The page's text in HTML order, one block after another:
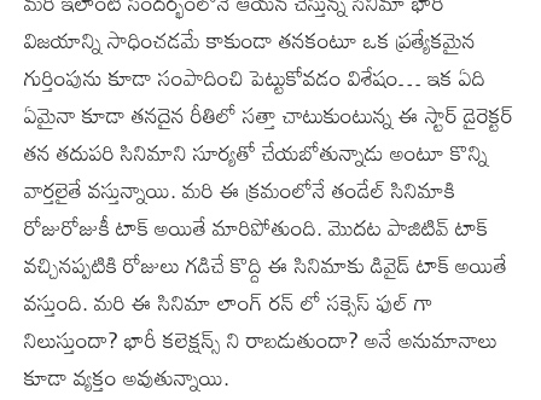
విజయాన్ని సాధించడమే కాకుండా తనకంటూ ఒక ప్రత్యేకమైన
గుర్తింపును కూడా సంపాదించి పెట్టుకోవడం విశేషం… ఇక ఏది
ఏమైనా కూడా తనదైన రీతిలో సత్తా చాటుకుంటున్న ఈ స్టార్ డైరెక్టర్
తన తదుపరి సినిమాని సూర్యతో చేయబోతున్నాడు అంటూ కొన్ని
వార్తలైతే వస్తున్నాయి. మరి ఈ క్రమంలోనే తండేల్ సినిమాకి
రోజురోజుకీ టాక్ అయితే మారిపోతుంది. మొదట పాజిటివ్ టాక్
వచ్చినప్పటికి రోజులు గడిచే కొద్ది ఈ సినిమాకు డివైడ్ టాక్ అయితే
వస్తుంది. మరి ఈ సినిమా లాంగ్ రన్ లో సక్సెస్ ఫుల్ గా
నిలుస్తుందా? భారీ కలెక్షన్స్ ని రాబడుతుందా? అనే అనుమానాలు
కూడా వ్యక్తం అవుతున్నాయి.